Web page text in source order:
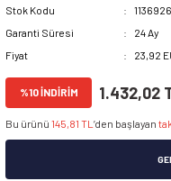
Stok Kodu
1136926
Garanti Süresi
24 Ay
Fiyat
23,92
%10 İNDİRİM 1.432,02
Bu ürünü 145,81 TL ’den başlayan